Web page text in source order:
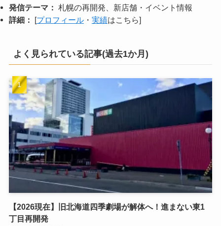
発信テーマ： 札幌の再開発、新店舗・イベント情報
詳細：
[プロフィール・ 実績はこちら]
よく見られている記事(過去1か月)
【2026現在】旧北海道四季劇場が解体へ！進まない東1
丁目再開発